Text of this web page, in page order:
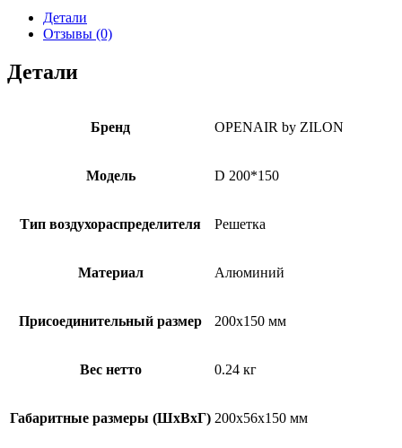
Детали
Отзывы (0)
Детали
Бренд OPENAIR by ZILON
Модель D 200*150
Тип воздухораспределителя Решетка
Материал Алюминий
Присоединительный размер 200х150 мм
Вес нетто 0.24 кг
Габаритные размеры (ШxВxГ) 200x56x150 мм